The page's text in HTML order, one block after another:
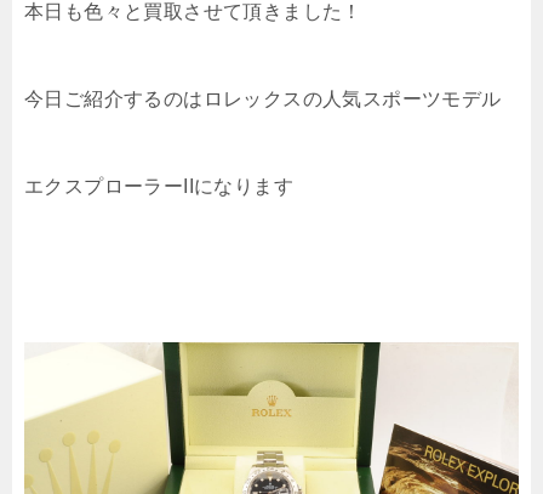
本日も色々と買取させて頂きました！
今日ご紹介するのはロレックスの人気スポーツモデル
エクスプローラーIIになります